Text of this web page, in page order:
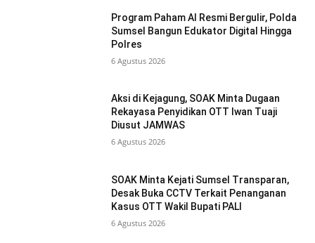
Program Paham AI Resmi Bergulir, Polda
Sumsel Bangun Edukator Digital Hingga
Polres
6 Agustus 2026
Aksi di Kejagung, SOAK Minta Dugaan
Rekayasa Penyidikan OTT Iwan Tuaji
Diusut JAMWAS
6 Agustus 2026
SOAK Minta Kejati Sumsel Transparan,
Desak Buka CCTV Terkait Penanganan
Kasus OTT Wakil Bupati PALI
6 Agustus 2026